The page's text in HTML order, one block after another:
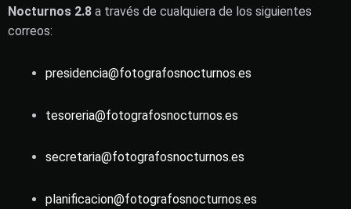
Nocturnos 2.8 a través de cualquiera de los siguientes
correos:
presidencia@fotografosnocturnos.es
tesoreria@fotografosnocturnos.es
secretaria@fotografosnocturnos.es
planificacion@fotografosnocturnos.es